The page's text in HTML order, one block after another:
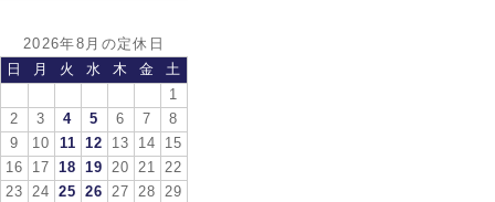
2026年8月の定休日
日
月 火 水 木 金
土
1
2
3 4 5 6 7
8
9
10 11 12 13 14
15
16
17 18 19 20 21
22
23
24 25 26 27 28
29